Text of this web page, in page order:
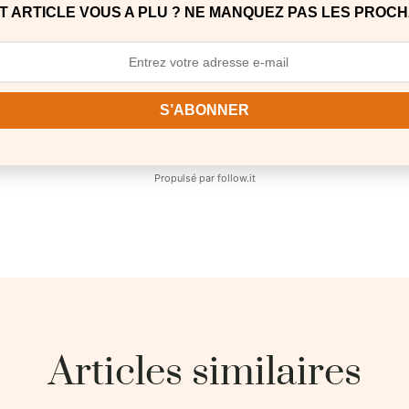
ARTICLE VOUS A PLU ? NE MANQUEZ PAS LES
S’ABONNER
Propulsé par follow.it
Articles similaires